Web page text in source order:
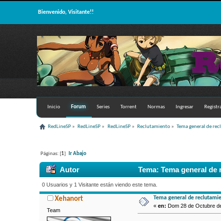
Bienvenido, Visitante!!
Inicio Forum Series Torrent Normas Ingresar
RedLineSP » RedLineSP » RedLineSP» Reclutamiento » Tema general de
Páginas: [ 1] Ir Abajo
Autor Tema: Tema general
0 Usuarios y 1 Visitante están viendo este tema.
Xehanort
Team
Tema general de
«en: Dom 28 de Octubre